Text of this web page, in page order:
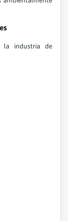
la industria de